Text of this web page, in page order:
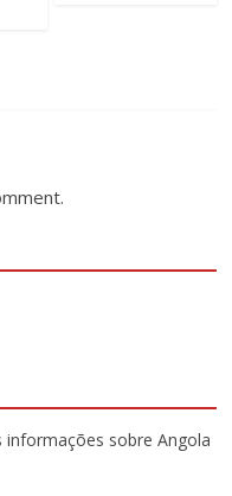
sobre Angola